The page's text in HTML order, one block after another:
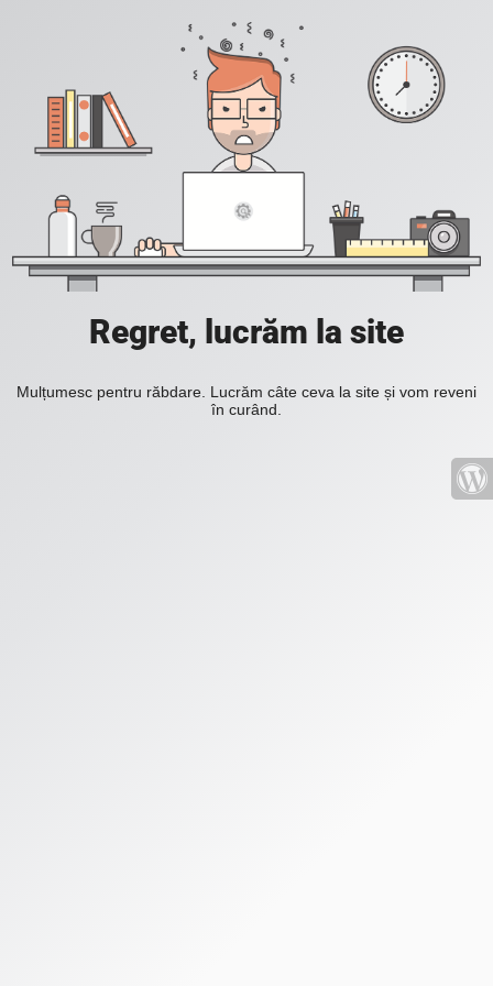
Regret, lucrăm la site
Mulțumesc pentru răbdare. Lucrăm câte ceva la site și vom reveni
în curând.